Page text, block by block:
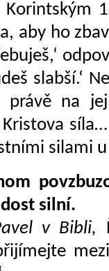
Korintským
aby ho
slabší.‘
na
silami u
silní.
v Bibli,